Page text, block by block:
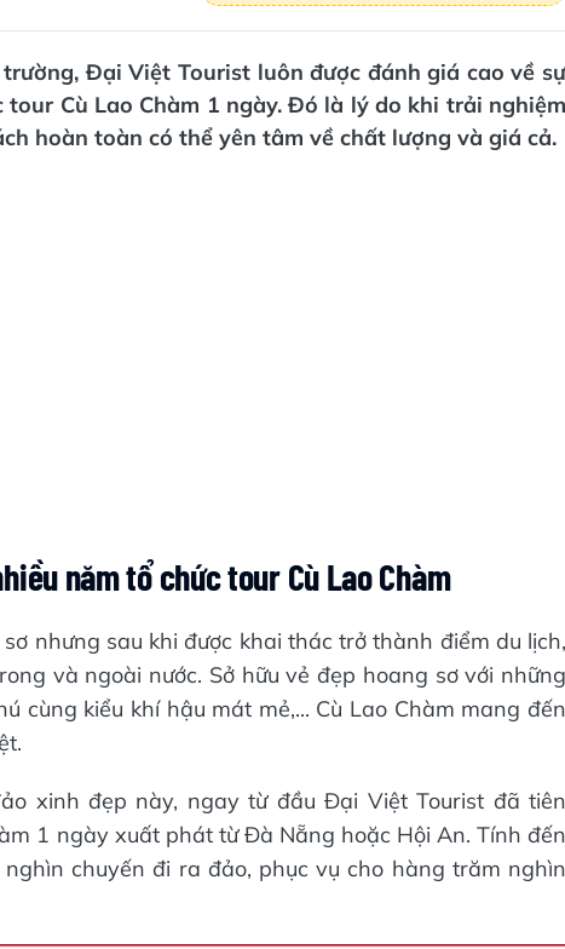
Đại Việt Tourist luôn được đánh giá cao về sự
Cù Lao Chàm 1 ngày. Đó là lý do khi trải nghiệm
hoàn toàn có thể yên tâm về chất lượng và giá cả.
năm tổ chức tour Cù Lao Chàm
nhưng sau khi được khai thác trở thành điểm du lịch,
và ngoài nước. Sở hữu vẻ đẹp hoang sơ với những
cùng kiểu khí hậu mát mẻ,... Cù Lao Chàm mang đến
xinh đẹp này, ngay từ đầu Đại Việt Tourist đã tiên
1 ngày xuất phát từ Đà Nẵng hoặc Hội An. Tính đến
chuyến đi ra đảo, phục vụ cho hàng trăm nghìn